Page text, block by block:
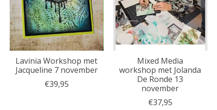
Lavinia Workshop met
Jacqueline 7 november
€39,95
Mixed Media
workshop met Jolanda
De Ronde 13
november
€37,95